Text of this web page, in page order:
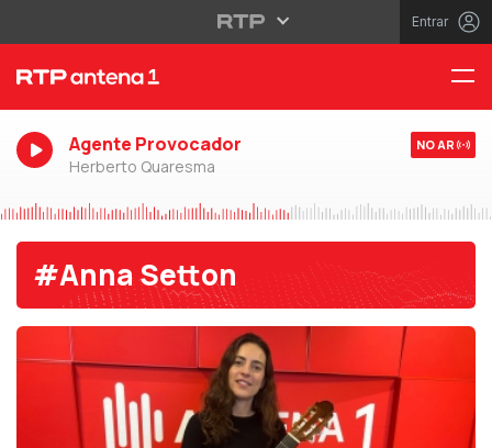
Entrar
Agente Provocador
Herberto Quaresma
NO AR
#Anna Setton